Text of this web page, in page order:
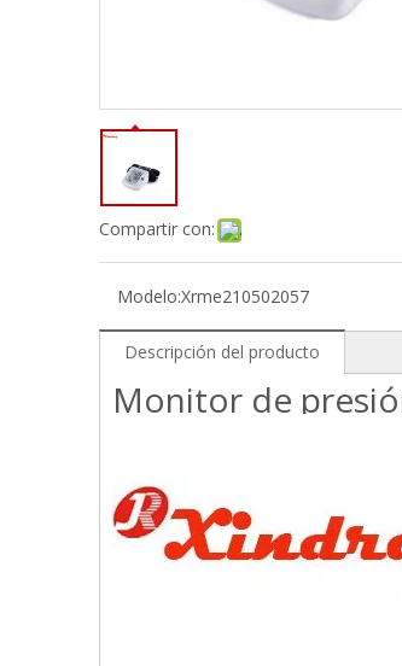
Compartir con:
Modelo:Xrme210502057
Descripción del producto
Monitor de